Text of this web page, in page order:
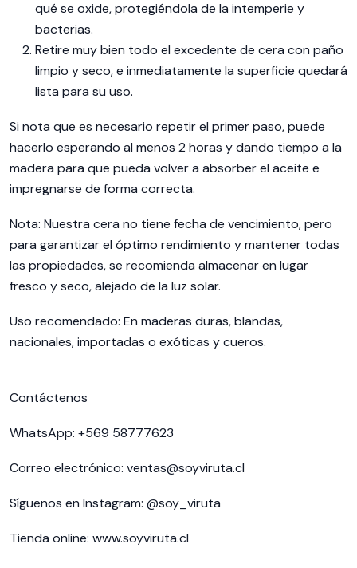
qué se oxide, protegiéndola de la intemperie y
bacterias.
Retire muy bien todo el excedente de cera con paño
limpio y seco, e inmediatamente la superficie quedará
lista para su uso.
Si nota que es necesario repetir el primer paso, puede
hacerlo esperando al menos 2 horas y dando tiempo a la
madera para que pueda volver a absorber el aceite e
impregnarse de forma correcta.
Nota: Nuestra cera no tiene fecha de vencimiento, pero
para garantizar el óptimo rendimiento y mantener todas
las propiedades, se recomienda almacenar en lugar
fresco y seco, alejado de la luz solar.
Uso recomendado: En maderas duras, blandas,
nacionales, importadas o exóticas y cueros.
Contáctenos
WhatsApp: +569 58777623
Correo electrónico: ventas@soyviruta.cl
Síguenos en Instagram: @soy_viruta
Tienda online: www.soyviruta.cl